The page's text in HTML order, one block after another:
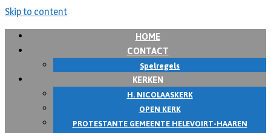
Skip to content
HOME
CONTACT
Spelregels
KERKEN
H. NICOLAASKERK
OPEN KERK
PROTESTANTE GEMEENTE HELEVOIRT-HAAREN